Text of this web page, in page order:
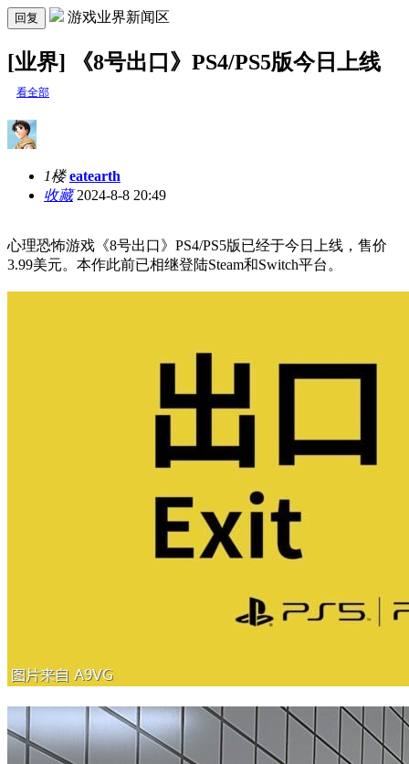
回复 游戏业界新闻区
[业界] 《8号出口》PS4/PS5版今日上线
看全部
1楼 eatearth
收藏2024-8-8 20:49
心理恐怖游戏《8号出口》PS4/PS5版已经于今日上线，售价
3.99美元。本作此前已相继登陆Steam和Switch平台。 ​​​